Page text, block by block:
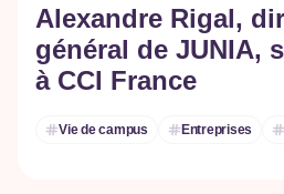
Alexandre Rigal,
général de JUNIA,
à CCI France
Vie de campus Entreprises